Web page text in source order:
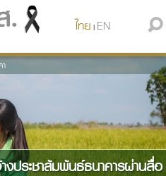
ไทย | EN
า
งประชาสัมพันธ์ธนาคารผ่านสื่อ